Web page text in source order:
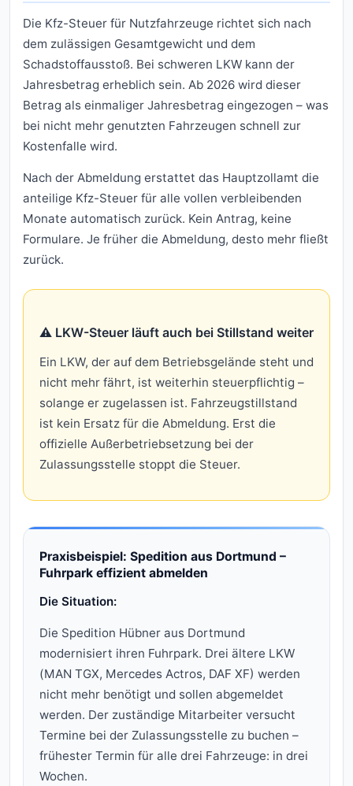
Die Kfz-Steuer für Nutzfahrzeuge richtet sich nach
dem zulässigen Gesamtgewicht und dem
Schadstoffausstoß. Bei schweren LKW kann der
Jahresbetrag erheblich sein. Ab 2026 wird dieser
Betrag als einmaliger Jahresbetrag eingezogen – was
bei nicht mehr genutzten Fahrzeugen schnell zur
Kostenfalle wird.
Nach der Abmeldung erstattet das Hauptzollamt die
anteilige Kfz-Steuer für alle vollen verbleibenden
Monate automatisch zurück. Kein Antrag, keine
Formulare. Je früher die Abmeldung, desto mehr fließt
zurück.
⚠️ LKW-Steuer läuft auch bei Stillstand weiter
Ein LKW, der auf dem Betriebsgelände steht und
nicht mehr fährt, ist weiterhin steuerpflichtig –
solange er zugelassen ist. Fahrzeugstillstand
ist kein Ersatz für die Abmeldung. Erst die
offizielle Außerbetriebsetzung bei der
Zulassungsstelle stoppt die Steuer.
Praxisbeispiel: Spedition aus Dortmund –
Fuhrpark effizient abmelden
Die Situation:
Die Spedition Hübner aus Dortmund
modernisiert ihren Fuhrpark. Drei ältere LKW
(MAN TGX, Mercedes Actros, DAF XF) werden
nicht mehr benötigt und sollen abgemeldet
werden. Der zuständige Mitarbeiter versucht
Termine bei der Zulassungsstelle zu buchen –
frühester Termin für alle drei Fahrzeuge: in drei
Wochen.